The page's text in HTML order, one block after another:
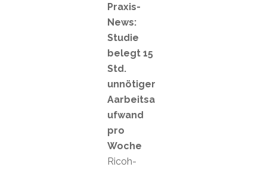
Praxis-
News:
Studie
belegt 15
Std.
unnötiger
Aarbeitsa
ufwand
pro
Woche
Ricoh-